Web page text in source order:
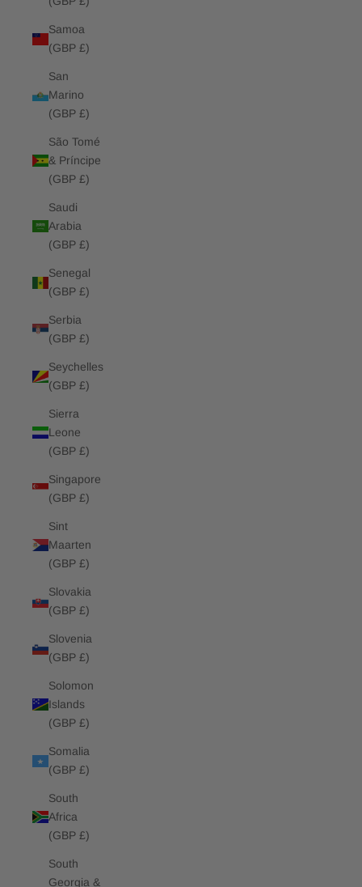
Samoa
(GBP £)
San
Marino
(GBP £)
São Tomé
& Príncipe
(GBP £)
Saudi
Arabia
(GBP £)
Senegal
(GBP £)
Serbia
(GBP £)
Seychelles
(GBP £)
Sierra
Leone
(GBP £)
Singapore
(GBP £)
Sint
Maarten
(GBP £)
Slovakia
(GBP £)
Slovenia
(GBP £)
Solomon
Islands
(GBP £)
Somalia
(GBP £)
South
Africa
(GBP £)
South
Georgia &